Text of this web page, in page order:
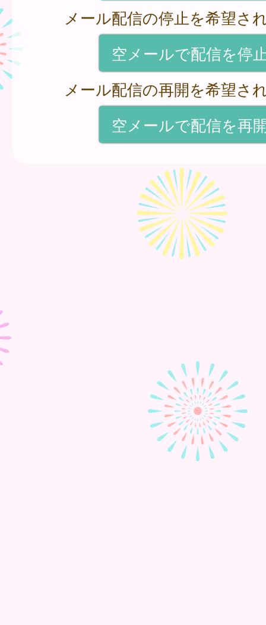
メール配信の停止を希望さ
空メールで配信を停
メール配信の再開を希望さ
空メールで配信を再